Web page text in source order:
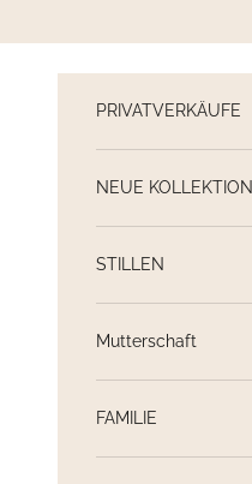
PRIVATVERKÄUFE
NEUE KOLLEKTION
STILLEN
Mutterschaft
FAMILIE